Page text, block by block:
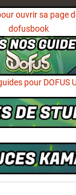
ouvrir sa page
dofusbook
pour DOFUS